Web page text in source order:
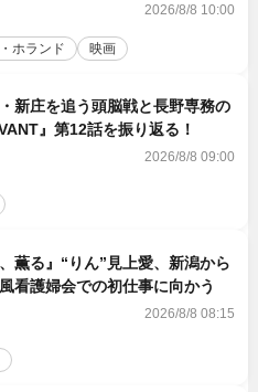
2026/8/8 10:00
ホランド 映画
新庄を追う頭脳戦と長野専務の
』第12話を振り返る！
2026/8/8 09:00
薫る』“りん”見上愛、新潟から
看護婦会での初仕事に向かう
2026/8/8 08:15